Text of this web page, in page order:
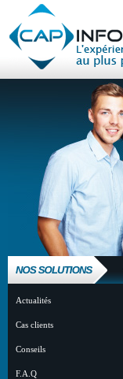
Actualités
Cas clients
Conseils
F.A.Q